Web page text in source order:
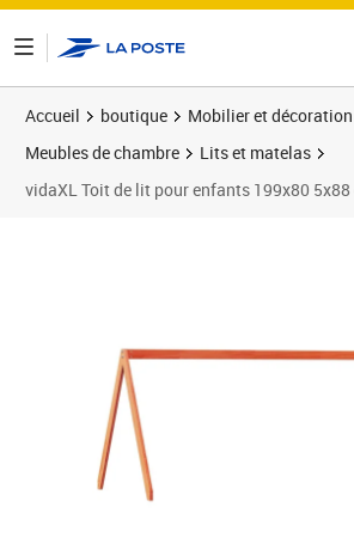
Accueil boutique
Mobilier et décoration
Meubles de chambre
Lits et matelas
vidaXL Toit de lit pour enfants 199x80